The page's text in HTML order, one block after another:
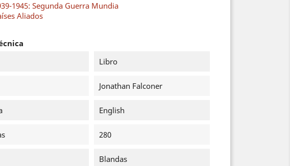
1945: Segunda Guerra Mundia
Aliados
Libro
Jonathan Falconer
English
280
Blandas